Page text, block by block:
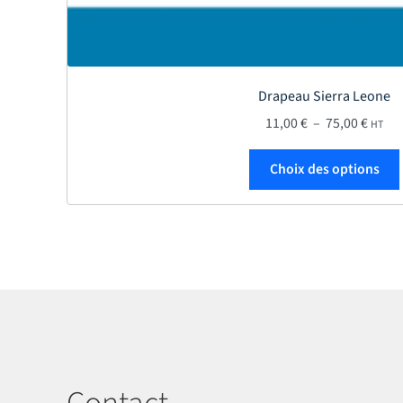
Drapeau Sierra Leone
11,00€ – 75,00€Plage
HT
Choix des options